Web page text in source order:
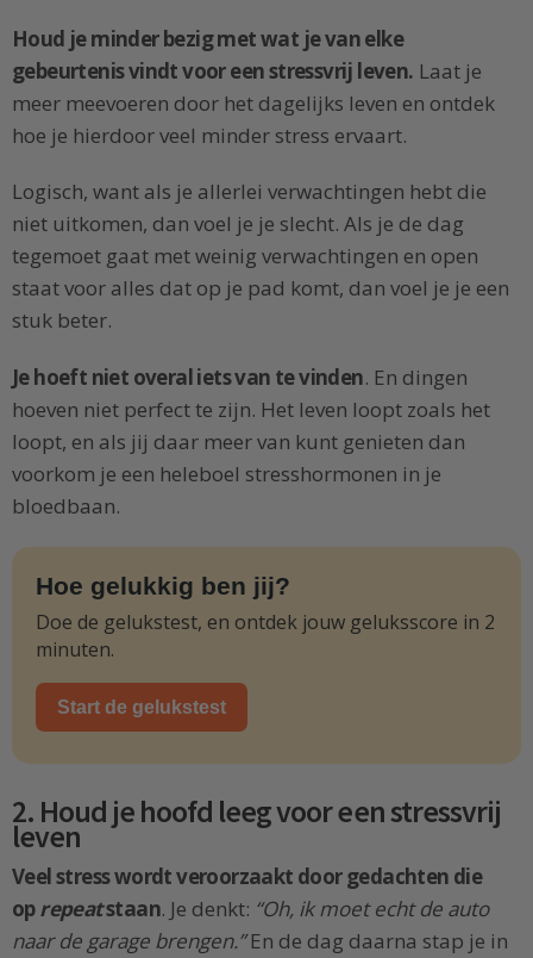
Houd je minder bezig met wat je van elke
gebeurtenis vindt voor een stressvrij leven. Laat je
meer meevoeren door het dagelijks leven en ontdek
hoe je hierdoor veel minder stress ervaart.
Logisch, want als je allerlei verwachtingen hebt die
niet uitkomen, dan voel je je slecht. Als je de dag
tegemoet gaat met weinig verwachtingen en open
staat voor alles dat op je pad komt, dan voel je je een
stuk beter.
Je hoeft niet overal iets van te vinden. En dingen
hoeven niet perfect te zijn. Het leven loopt zoals het
loopt, en als jij daar meer van kunt genieten dan
voorkom je een heleboel stresshormonen in je
bloedbaan.
Hoe gelukkig ben jij?
Doe de gelukstest, en ontdek jouw geluksscore in 2
minuten.
Start de gelukstest
2. Houd je hoofd leeg voor een stressvrij
leven
Veel stress wordt veroorzaakt door gedachten die
oprepeatstaan. Je denkt: “Oh, ik moet echt de auto
naar de garage brengen.”En de dag daarna stap je in